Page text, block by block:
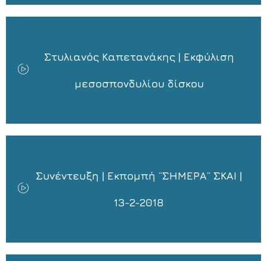
Στυλιανός Καπετανάκης | Εκφύλιση
μεσοσπονδυλίου δίσκου
Συνέντευξη | Εκπομπή ¨ΣΗΜΕΡΑ¨ ΣΚΑΙ |
13-2-2018